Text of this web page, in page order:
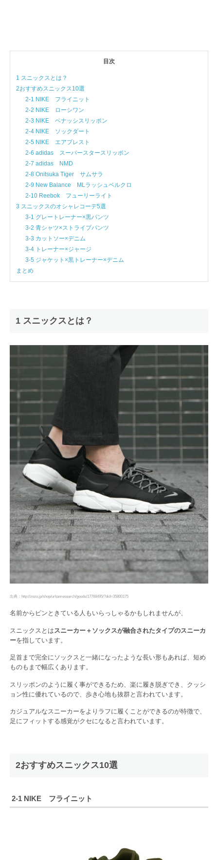
目次
1 スニックスとは？
2おすすめスニックス10選
2-1 NIKE フライニット
2-2 NIKE ローシワン
2-3 NIKE ベナッシスリッポン
2-4 NIKE ソックダート
2-5 NIKE エアプレスト
2-6 adidas スーパースタースリッポン
2-7 adidas NMD
2-8 Onitsuka Tiger サムサラ
2-9 New Balance MLラッシュベルクロ
2-10 Reebok フューリーライト
3 スニックスのオシャレコーデ5選
3-1 グレートレーナー×黒パンツ
3-2 青シャツ×ストライプパンツ
3-3 カットソー×デニム
3-4 トレーナー×ジャージ
3-5 ジャケット×黒トレーナー×デニム
まとめ
1 スニックスとは？
出典：http://zozo.jp/shop/urbanresearch/goods/17768495/?did=35800175
名前からピンときている人もいらっしゃるかもしれませんが、
スニックスとは スニーカー＋ソックスが融合されたタイプのスニーカ
ーを指しています。
足首まで完全にソックスと一緒になったような長い形もあれば、短め
ものもまで幅広くあります。
スリッポンのように履く事ができるため、楽に履き脱ぎでき、クッシ
ョン性に優れているので、歩き心地も抜群と言われています。
カジュアルなスニーカーをよりラフに履くことができるのが特徴で、
足にフィットする感覚がクセになると言われています。
2おすすめスニックス10選
2-1 NIKE フライニット